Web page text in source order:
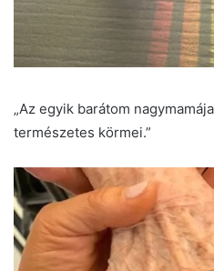
„Az egyik barátom
természetes körmei.”